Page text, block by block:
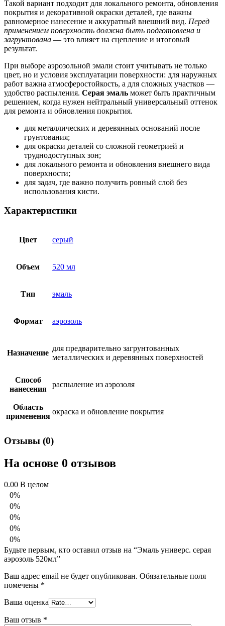
Такой вариант подходит для локального ремонта, обновления
покрытия и декоративной окраски деталей, где важны
равномерное нанесение и аккуратный внешний вид. Перед
применением поверхность должна быть подготовлена и
загрунтована — это влияет на сцепление и итоговый
результат.
При выборе аэрозольной эмали стоит учитывать не только
цвет, но и условия эксплуатации поверхности: для наружных
работ важна атмосферостойкость, а для сложных участков —
удобство распыления. Серая эмаль может быть практичным
решением, когда нужен нейтральный универсальный оттенок
для ремонта и обновления покрытия.
для металлических и деревянных оснований после
грунтования;
для окраски деталей со сложной геометрией и
труднодоступных зон;
для локального ремонта и обновления внешнего вида
поверхности;
для задач, где важно получить ровный слой без
использования кисти.
Характеристики
Цвет серый
Объем 520 мл
Тип эмаль
Формат аэрозоль
Назначение
для предварительно загрунтованных
металлических и деревянных поверхностей
Способ
нанесения
распыление из аэрозоля
Область
применения
окраска и обновление покрытия
Отзывы (0)
На основе 0 отзывов
0.00 В целом
0%
0%
0%
0%
0%
Будьте первым, кто оставил отзыв на “Эмаль универс. серая
аэрозоль 520мл”
Ваш адрес email не будет опубликован. Обязательные поля
помечены *
Ваша оценка
Ваш отзыв *